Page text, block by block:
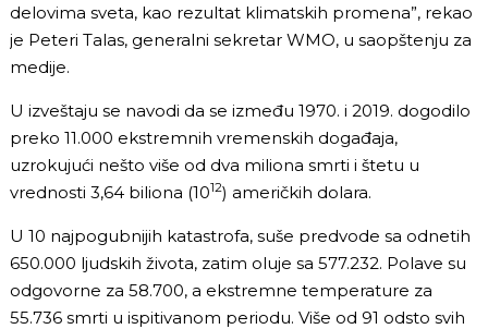
delovima sveta, kao rezultat klimatskih promena”, rekao
je Peteri Talas, generalni sekretar WMO, u saopštenju za
medije.
U izveštaju se navodi da se između 1970. i 2019. dogodilo
preko 11.000 ekstremnih vremenskih događaja,
uzrokujući nešto više od dva miliona smrti i štetu u
vrednosti 3,64 biliona (1012) američkih dolara.
U 10 najpogubnijih katastrofa, suše predvode sa odnetih
650.000 ljudskih života, zatim oluje sa 577.232. Polave su
odgovorne za 58.700, a ekstremne temperature za
55.736 smrti u ispitivanom periodu. Više od 91 odsto svih